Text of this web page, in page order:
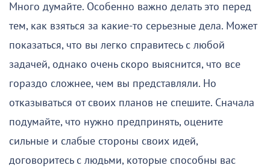
Много думайте. Особенно важно делать это перед
тем, как взяться за какие-то серьезные дела. Может
показаться, что вы легко справитесь с любой
задачей, однако очень скоро выяснится, что все
гораздо сложнее, чем вы представляли. Но
отказываться от своих планов не спешите. Сначала
подумайте, что нужно предпринять, оцените
сильные и слабые стороны своих идей,
договоритесь с людьми, которые способны вас